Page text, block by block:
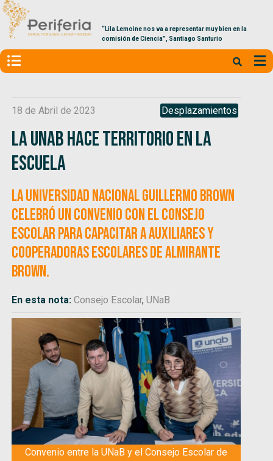
“Lila Lemoine nos va a representar muy bien en la
comisión de Ciencia”, Santiago Santurio
18 de Abril de 2023 Desplazamientos
La UNaB hace territorio en la
Escuela
La Universidad Nacional Guillermo Brown
celebró un convenio con el Consejo
Escolar para capacitar a auxiliares y
cooperadoras escolares de Almirante
Brown.
En esta nota:Consejo Escolar,UNaB
Convenio entre la UNaB y el Consejo Escolar de